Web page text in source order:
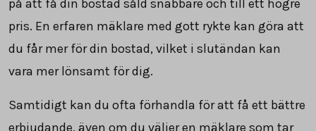
på att få din bostad såld snabbare och till ett högre
pris. En erfaren mäklare med gott rykte kan göra att
du får mer för din bostad, vilket i slutändan kan
vara mer lönsamt för dig.
Samtidigt kan du ofta förhandla för att få ett bättre
erbjudande, även om du väljer en mäklare som tar